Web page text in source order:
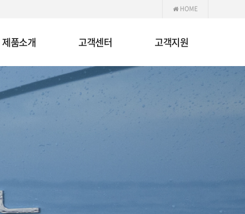
HOME
제품소개 고객센터 고객지원